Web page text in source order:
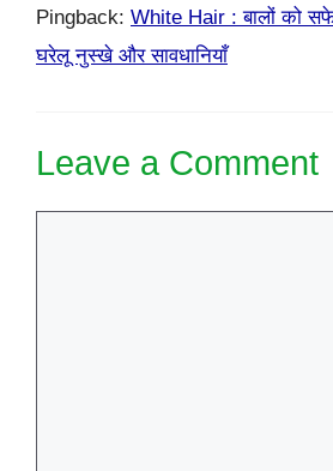
Pingback: White Hair : बालों को
घरेलू नुस्खे और सावधानियाँ
Leave a Comment